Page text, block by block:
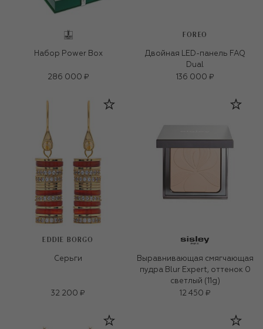
Набор Power Box
286 000 ₽
FOREO
Двойная LED-панель FAQ
Dual
136 000 ₽
EDDIE BORGO
Серьги
32 200 ₽
Выравнивающая смягчающая
пудра Blur Expert, оттенок 0
светлый (11g)
12 450 ₽